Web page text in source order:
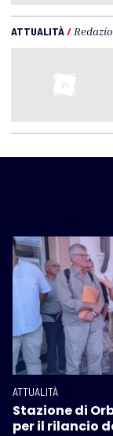
ATTUALITÀ/
ATTUALITÀ
Stazione di
per il rilancio